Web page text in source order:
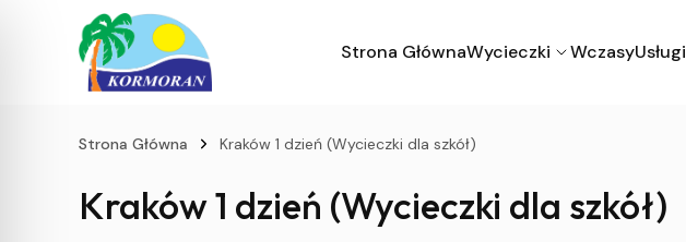
Strona GłównaWycieczki WczasyUsługi
Strona Główna Kraków 1 dzień (Wycieczki dla szkół)
Kraków 1 dzień (Wycieczki dla szkół)